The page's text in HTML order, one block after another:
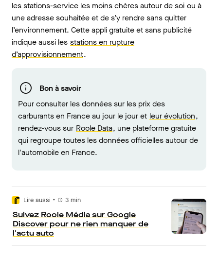
les stations-service les moins chères autour de soi ou à
une adresse souhaitée et de s’y rendre sans quitter
l’environnement. Cette appli gratuite et sans publicité
indique aussi les stations en rupture
d’approvisionnement.
Bon à savoir
Pour consulter les données sur les prix des
carburants en France au jour le jour et leur évolution,
rendez-vous sur Roole Data, une plateforme gratuite
qui regroupe toutes les données officielles autour de
l'automobile en France.
Lire aussi • 3 min
Suivez Roole Média sur Google
Discover pour ne rien manquer de
l'actu auto